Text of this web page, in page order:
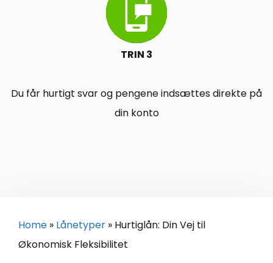
TRIN 3
Du får hurtigt svar og pengene indsættes direkte på
din konto
Home » Lånetyper » Hurtiglån: Din Vej til
Økonomisk Fleksibilitet